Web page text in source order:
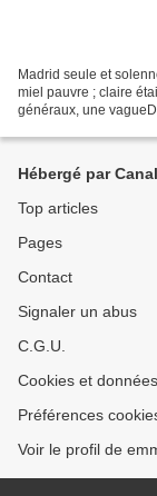
Madrid seule et
miel pauvre ; claire
généraux, une
Hébergé par
Top articles
Pages
Contact
Signaler un abus
C.G.U.
Cookies et
Préférences
Voir le profil de